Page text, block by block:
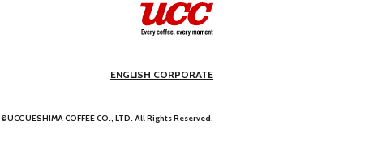
ENGLISH CORPORATE
©UCC UESHIMA COFFEE CO., LTD. All Rights Reserved.